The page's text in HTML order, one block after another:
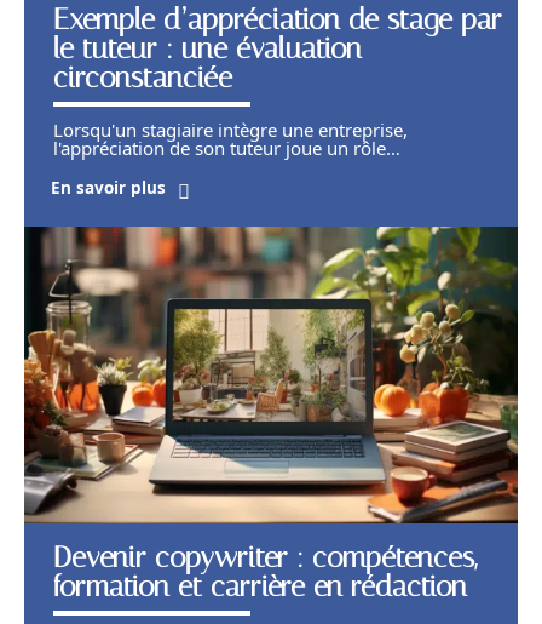
Exemple d’appréciation de stage par
le tuteur : une évaluation
circonstanciée
Lorsqu'un stagiaire intègre une entreprise,
l'appréciation de son tuteur joue un rôle…
En savoir plus
Devenir copywriter : compétences,
formation et carrière en rédaction